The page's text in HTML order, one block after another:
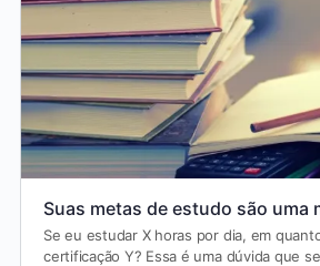
Suas metas de estudo são uma
Se eu estudar X horas por dia, em
certificação Y? Essa é uma dúvida que